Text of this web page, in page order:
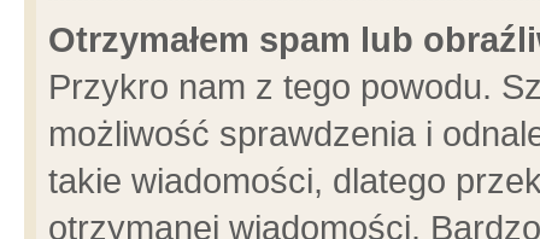
Otrzymałem spam lub
Przykro nam z tego powodu.
możliwość sprawdzenia i
takie wiadomości, dlatego
otrzymanej wiadomości.